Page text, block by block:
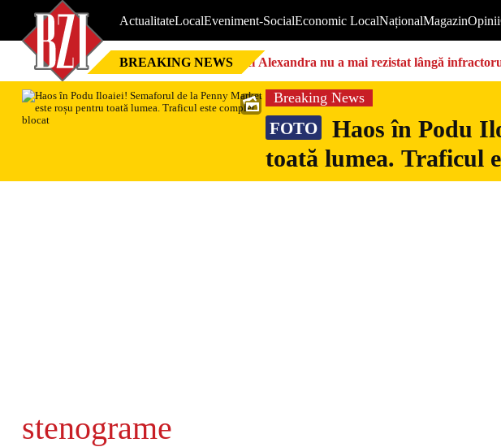
ActualitateLocalEveniment-SocialEconomic LocalNaționalMagazinOpinii
BREAKING NEWS Nici Alexandra nu a mai rezistat lângă
Breaking News
FOTO
Haos în Podu
toată lumea. Traficul
stenograme